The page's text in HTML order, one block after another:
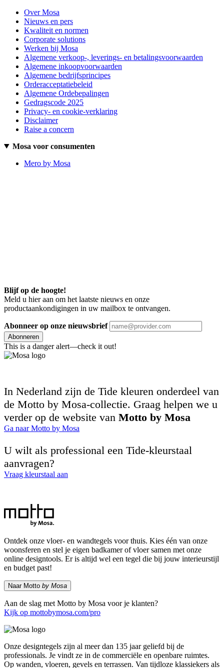
Over Mosa
Nieuws en pers
Kwaliteit en normen
Corporate solutions
Werken bij Mosa
Algemene verkoop-, leverings- en betalingsvoorwaarden
Algemene inkoopvoorwaarden
Algemene bedrijfsprincipes
Orderacceptatiebeleid
Algemene Ordebepalingen
Gedragscode 2025
Privacy- en cookie-verklaring
Disclaimer
Raise a concern
Mosa voor consumenten
Mero by Mosa
Blijf op de hoogte!
Meld u hier aan om het laatste nieuws en onze
productaankondigingen in uw mailbox te ontvangen.
Abonneer op onze nieuwsbrief
Abonneren
This is a danger alert—check it out!
In Nederland zijn de Tide kleuren onderdeel van
de Motto by Mosa-collectie. Graag helpen we u
verder op de website van Motto by Mosa
Ga naar Motto by Mosa
U wilt als professional een Tide-kleurstaal
aanvragen?
Vraag kleurstaal aan
Ontdek onze vloer- en wandtegels voor thuis. Kies één van onze
woonsferen en stel je eigen badkamer of vloer samen met onze
online designtools. Er is altijd wel een tegel die bij jouw interieurstijl
en budget past!
Naar Motto by Mosa
Aan de slag met Motto by Mosa voor je klanten?
Kijk op mottobymosa.com/pro
Onze designtegels zijn al meer dan 135 jaar geliefd bij de
professionals. Je vindt ze in de commerciële en openbare ruimtes.
Op wanden, vloeren, gevels en terrassen. Van tijdloze klassiekers als